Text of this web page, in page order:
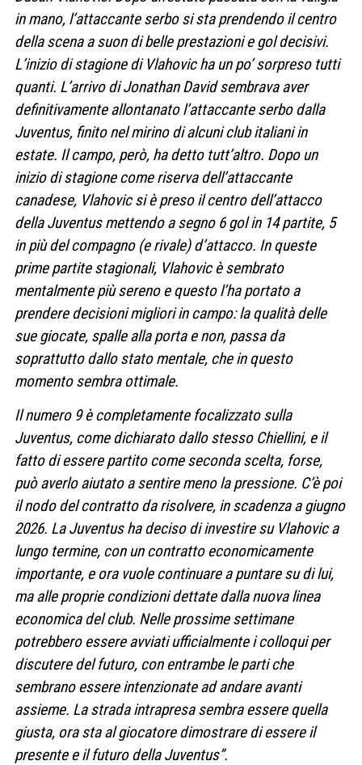
in mano, l’attaccante serbo si sta prendendo il centro
della scena a suon di belle prestazioni e gol decisivi.
L’inizio di stagione di Vlahovic ha un po’ sorpreso tutti
quanti. L’arrivo di Jonathan David sembrava aver
definitivamente allontanato l’attaccante serbo dalla
Juventus, finito nel mirino di alcuni club italiani in
estate. Il campo, però, ha detto tutt’altro. Dopo un
inizio di stagione come riserva dell’attaccante
canadese, Vlahovic si è preso il centro dell’attacco
della Juventus mettendo a segno 6 gol in 14 partite, 5
in più del compagno (e rivale) d’attacco. In queste
prime partite stagionali, Vlahovic è sembrato
mentalmente più sereno e questo l’ha portato a
prendere decisioni migliori in campo: la qualità delle
sue giocate, spalle alla porta e non, passa da
soprattutto dallo stato mentale, che in questo
momento sembra ottimale.
Il numero 9 è completamente focalizzato sulla
Juventus, come dichiarato dallo stesso Chiellini, e il
fatto di essere partito come seconda scelta, forse,
può averlo aiutato a sentire meno la pressione. C’è poi
il nodo del contratto da risolvere, in scadenza a giugno
2026. La Juventus ha deciso di investire su Vlahovic a
lungo termine, con un contratto economicamente
importante, e ora vuole continuare a puntare su di lui,
ma alle proprie condizioni dettate dalla nuova linea
economica del club. Nelle prossime settimane
potrebbero essere avviati ufficialmente i colloqui per
discutere del futuro, con entrambe le parti che
sembrano essere intenzionate ad andare avanti
assieme. La strada intrapresa sembra essere quella
giusta, ora sta al giocatore dimostrare di essere il
presente e il futuro della Juventus”.